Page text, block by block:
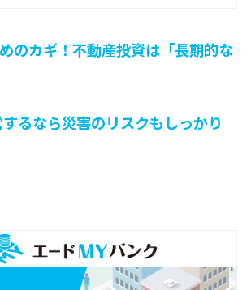
のカギ！不動産投資は「長期的な
るなら災害のリスクもしっかり